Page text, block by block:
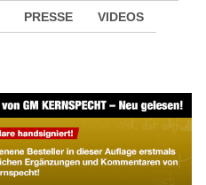
PRESSE VIDEOS